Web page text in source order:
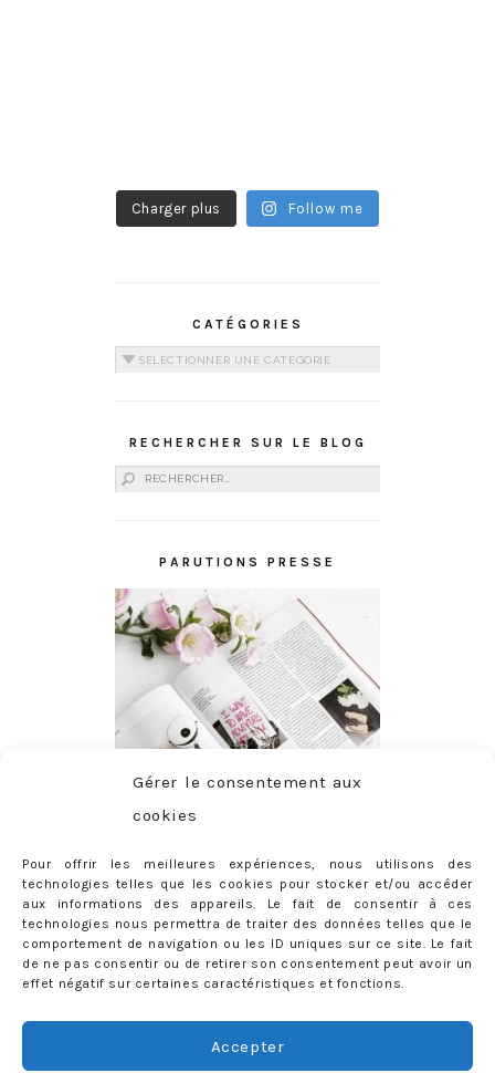
Gérer le consentement aux
cookies
Pour offrir les meilleures expériences, nous utilisons des
technologies telles que les cookies pour stocker et/ou accéder
aux informations des appareils. Le fait de consentir à ces
technologies nous permettra de traiter des données telles que le
comportement de navigation ou les ID uniques sur ce site. Le fait
de ne pas consentir ou de retirer son consentement peut avoir un
effet négatif sur certaines caractéristiques et fonctions.
Accepter
Charger plus Follow me
CATÉGORIES
Catégories
RECHERCHER SUR LE BLOG
Rechercher :
PARUTIONS PRESSE
ABONNEMENT
Adresse